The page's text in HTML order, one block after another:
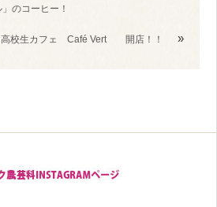
のコーヒー！
高校生カフェ Café Vert 開店！！ »